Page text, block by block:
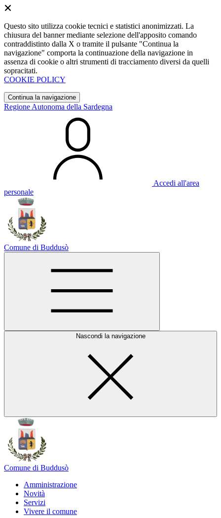
Questo sito utilizza cookie tecnici e statistici anonimizzati. La
chiusura del banner mediante selezione dell'apposito comando
contraddistinto dalla X o tramite il pulsante "Continua la
navigazione" comporta la continuazione della navigazione in
assenza di cookie o altri strumenti di tracciamento diversi da quelli
sopracitati.
COOKIE POLICY
Continua la navigazione
Regione Autonoma della Sardegna
Accedi all'area
personale
Comune di Buddusò
Nascondi la navigazione
Comune di Buddusò
Amministrazione
Novità
Servizi
Vivere il comune